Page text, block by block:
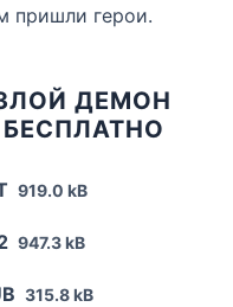
пришли герои.
ДЕМОН
919.0 kB
947.3 kB
315.8 kB